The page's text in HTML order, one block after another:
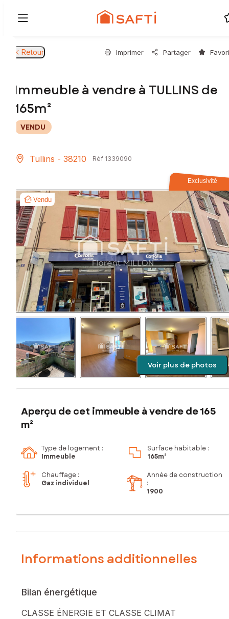
Retour Imprimer Partager
Immeuble à vendre à TULLINS de
165m²
VENDU
Tullins - 38210 Réf 1339090
Exclusivité
Vendu
Voir plus de photos
Aperçu de cet immeuble à vendre de 165
m²
Type de logement :
Immeuble
Surface habitable :
165m²
Chauffage :
Gaz individuel
Année de construction
:
1900
Informations additionnelles
Bilan énergétique
CLASSE ÉNERGIE ET CLASSE CLIMAT